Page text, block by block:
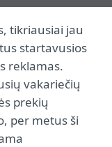
tikriausiai jau
startavusios
reklamas.
vakariečių
prekių
per metus ši